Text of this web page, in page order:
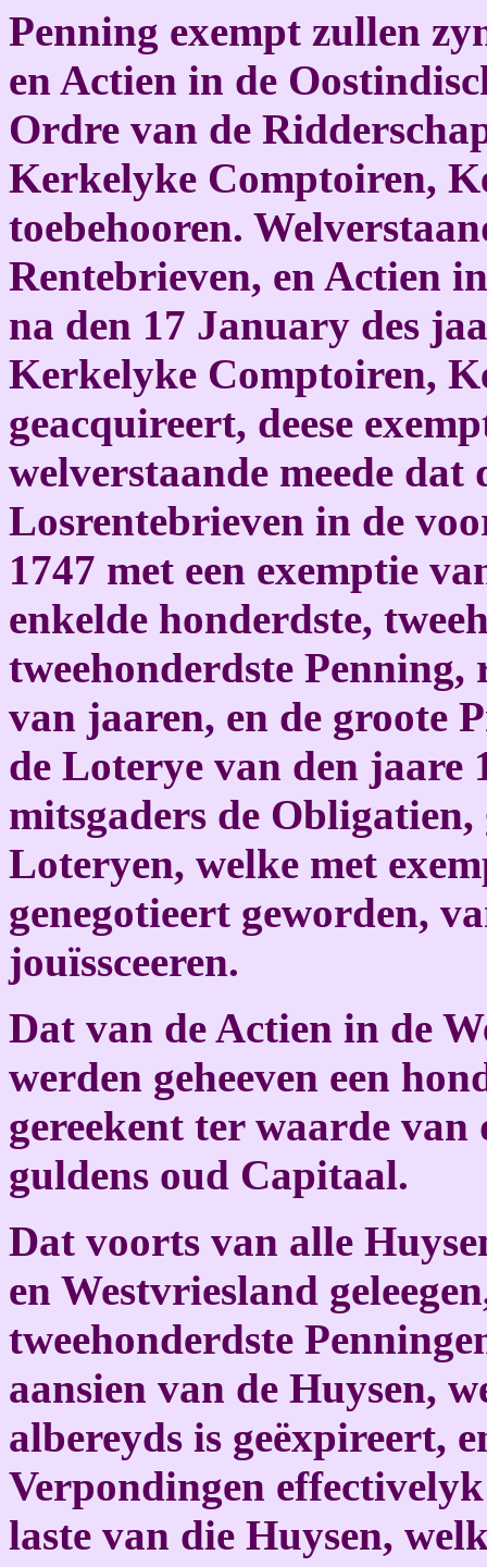
Penning exempt zullen
en Actien in de
Ordre van de
Kerkelyke Comptoiren,
toebehooren.
Rentebrieven, en Actien
na den 17 January des
Kerkelyke Comptoiren,
geacquireert, deese
welverstaande meede
Losrentebrieven in de
1747 met een exemptie
enkelde honderdste,
tweehonderdste
van jaaren, en de groote
de Loterye van den jaare
mitsgaders de
Loteryen, welke met
genegotieert geworden,
jouïssceeren.
Dat van de Actien in de
werden geheeven een
gereekent ter waarde
guldens oud Capitaal.
Dat voorts van alle
en Westvriesland
tweehonderdste
aansien van de Huysen,
albereyds is geëxpireert,
Verpondingen
laste van die Huysen,